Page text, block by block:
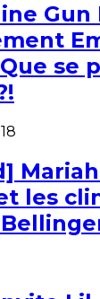
Gun
se
les